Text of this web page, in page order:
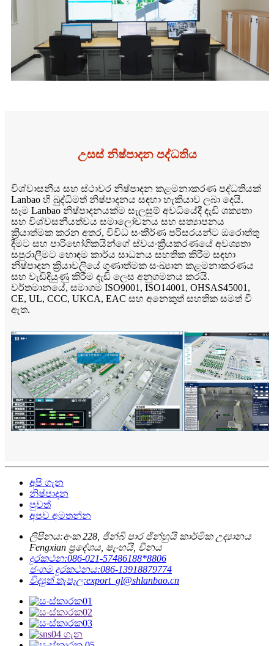
උසස් නිෂ්පාදන පද්ධතිය
විශ්වාසනීය සහ ස්ථාවර නිෂ්පාදන කළමනාකරණ පද්ධතියක්
Lanbao හි බුද්ධිමත් නිෂ්පාදනය සඳහා හැකියාව ලබා දෙයි.
සෑම Lanbao නිෂ්පාදනයක්ම සැලසුම් අවධියේදී දැඩි ශක්‍යතා
සහ විශ්වසනීයත්වය සමාලෝචනය සහ සත්‍යාපනය
ක්‍රියාත්මක කරන අතර, විවිධ සංකීර්ණ පරිසරයන්ට ඔරොත්තු
දීමට සහ පාරිභෝගිකයින්ගේ ස්වයංක්‍රීයකරණයේ අවශ්‍යතා
සපුරාලීමට හොඳම කාර්ය සාධනය සහතික කිරීම සඳහා
නිෂ්පාදන ක්‍රියාවලියේ ගුණාත්මක සංඛ්‍යාන කළමනාකරණය
සහ වැඩිදියුණු කිරීම දැඩි ලෙස අනුගමනය කරයි.
වර්තමානයේ, සමාගම ISO9001, ISO14001, OHSAS45001,
CE, UL, CCC, UKCA, EAC සහ අනෙකුත් සහතික සමත් වී
ඇත.
අපි ගැන
නිෂ්පාදන
පුවත්
අපව අමතන්න
ලිපිනය:අංක 228, ජින්බි පාර ජින්හුයි කාර්මික උද්‍යානය
Fengxian ප්‍රදේශය, ෂැංහයි, චීනය
දුරකථන:086-021-57486188*8806
ජංගම දුරකථනය:086-13918879774
විද්‍යුත් තැපෑල:export_gl@shlanbao.cn